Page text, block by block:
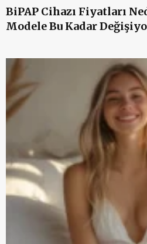
BiPAP Cihazı Fiyatları
Modele Bu Kadar